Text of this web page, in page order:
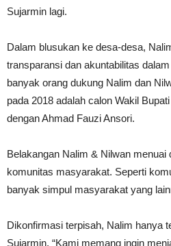
Sujarmin lagi.
Dalam blusukan ke desa-desa,
transparansi dan akuntabilitas
banyak orang dukung Nalim dan
pada 2018 adalah calon Wakil
dengan Ahmad Fauzi Ansori.
Belakangan Nalim & Nilwan menuai
komunitas masyarakat. Seperti
banyak simpul masyarakat yang
Dikonfirmasi terpisah, Nalim hanya
Sujarmin. “Kami memang ingin